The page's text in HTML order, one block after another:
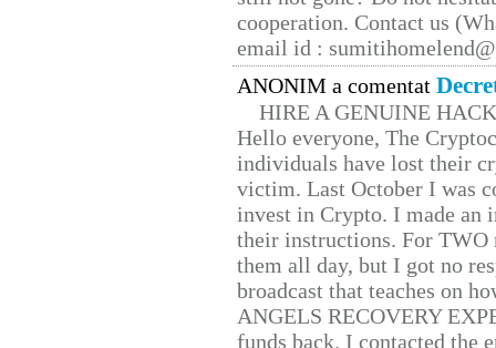
cooperation. Contact us
email id :
ANONIM a comentat
HIRE A GENUINE
Hello everyone, The
individuals have lost their
victim. Last October I was
invest in Crypto. I made
their instructions. For TWO
them all day, but I got no
broadcast that teaches on
ANGELS RECOVERY
funds back. I contacted the